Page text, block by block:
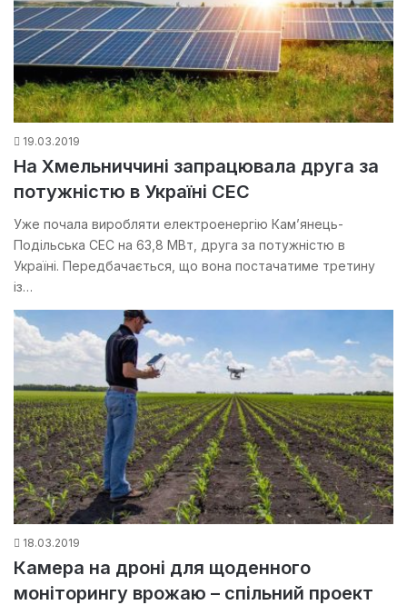
19.03.2019
На Хмельниччині запрацювала друга за
потужністю в Україні СЕС
Уже почала виробляти електроенергію Кам’янець-
Подільська СЕС на 63,8 МВт, друга за потужністю в
Україні. Передбачається, що вона постачатиме третину
із…
18.03.2019
Камера на дроні для щоденного
моніторингу врожаю – спільний проект